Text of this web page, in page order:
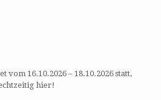
vom 16.10.2026 – 18.10.2026 statt,
hier!